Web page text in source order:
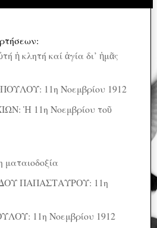
ἡ κλητή καί ἁγία δι’ ἡμᾶς
11η Νοεμβρίου 1912
Ἡ 11η Νοεμβρίου τοῦ
ΠΑΠΑΣΤΑΥΡΟΥ: 11η
11η Νοεμβρίου 1912